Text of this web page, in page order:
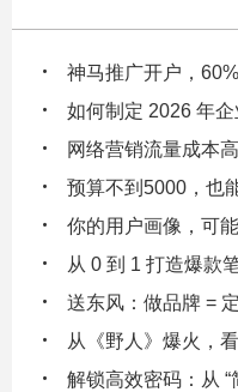
神马推广开户，60%
如何制定 2026 年
网络营销流量成本高？别急
预算不到5000，也能让客户主动
你的用户画像，可
从 0 到 1 打造爆款笔
送东风：做品牌 = 定价格
从《野人》爆火，
解锁高效密码：从 “